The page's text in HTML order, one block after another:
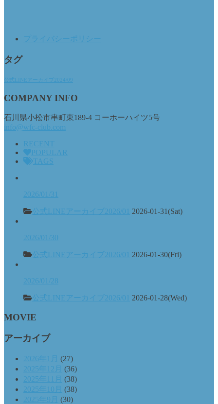
プライバシーポリシー
タグ
公式LINEアーカイブ2024/09
COMPANY INFO
石川県小松市串町東189-4 コーホーハイツ5号
info@wfc-club.com
RECENT
POPULAR
TAGS
2026/01/31
公式LINEアーカイブ2026/01 2026-01-31(Sat)
2026/01/30
公式LINEアーカイブ2026/01 2026-01-30(Fri)
2026/01/28
公式LINEアーカイブ2026/01 2026-01-28(Wed)
MOVIE
アーカイブ
2026年1月 (27)
2025年12月 (36)
2025年11月 (38)
2025年10月 (38)
2025年9月 (30)